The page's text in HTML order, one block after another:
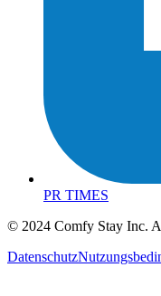
PR TIMES
© 2024 Comfy Stay Inc.
Datenschutz